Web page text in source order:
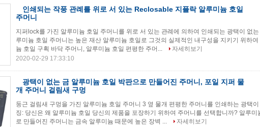
인쇄되는 작풍 관례를 위로 서 있는 Reclosable 지플락 알루미늄 호일
주머니
지퍼lock를 가진 알루미늄 호일 주머니를 위로 서 있는 관례에 의하여 인쇄되는 광택이 없
루미늄 호일 주머니는 높은 재산 알루미늄 호일로 그것의 실제적인 내구성을 지키기 위하여
늄 호일 구획 바닥 주머니, 알루미늄 호일 편평한 주머...
자세히보기
2020-02-29 17:33:10
광택이 없는 금 알루미늄 호일 박판으로 만들어진 주머니, 포일 지퍼 물
개 주머니 걸림새 구멍
둥근 걸림새 구멍을 가진 알루미늄 호일 주머니 3 옆 물개 편평한 주머니를 인쇄하는 광택
징: 당신은 왜 알루미늄 호일 당신의 제품을 포장하기 위하여 주머니를 선택합니까? 알루미
로 만들어진 주머니는 금속 알루미늄 때문에 높은 장벽 ...
자세히보기